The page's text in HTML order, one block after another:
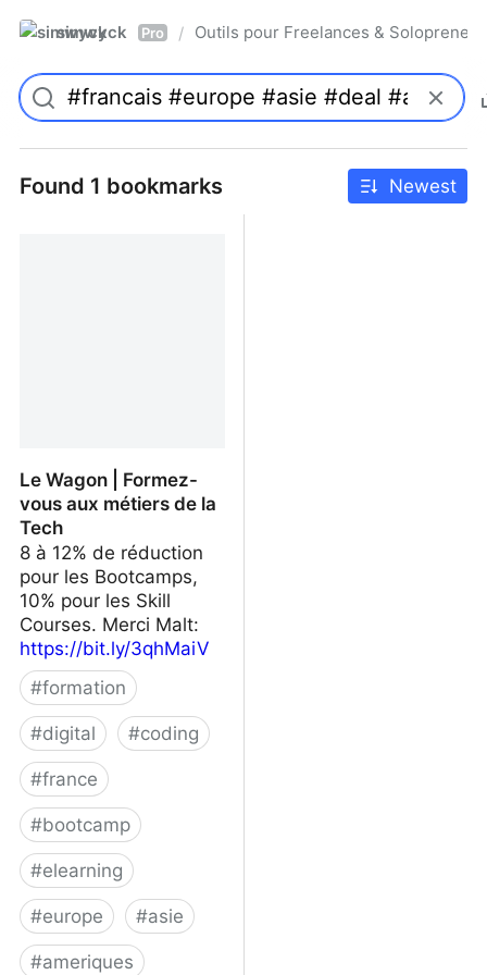
simwyck Pro / Outils pour Freelances &
Found 1 bookmarks Newest
Le Wagon | Formez-
vous aux métiers de la
Tech
8 à 12% de réduction
pour les Bootcamps,
10% pour les Skill
Courses. Merci Malt:
https://bit.ly/3qhMaiV
#formation
#digital #coding
#france
#bootcamp
#elearning
#europe #asie
#ameriques